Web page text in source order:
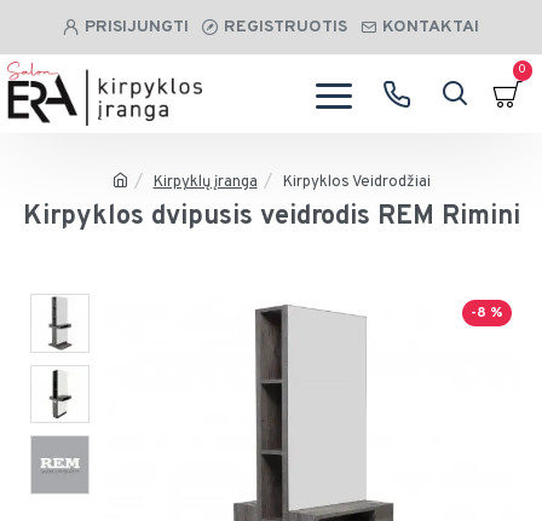
PRISIJUNGTI REGISTRUOTIS KONTAKTAI
0
Kirpyklų įranga Kirpyklos Veidrodžiai
Kirpyklos dvipusis veidrodis REM Rimini
-8 %